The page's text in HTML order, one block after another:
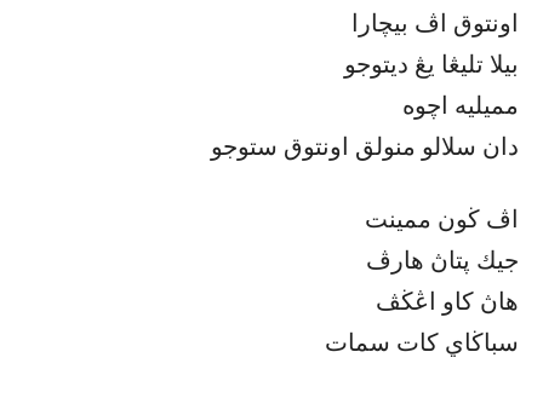
اونتوق اڤ بيچارا
بيلا تليڠا يڠ ديتوجو
مميليه اچوه
دان سلالو منولق اونتوق ستوجو
اڤ ڬون ممينت
جيك ڽتاڽ هارڤ
هاڽ كاو اڠڬڤ
سباڬاي كات سمات